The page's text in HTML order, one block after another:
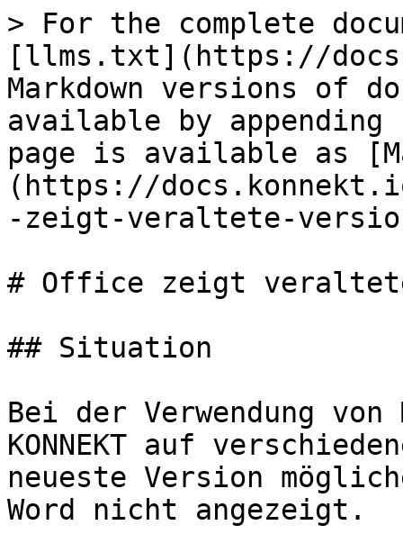
> For the complete
[llms.txt](https://
Markdown versions of
available by
page is available as
(https://
-zeigt-veraltete-
# Office zeigt
## Situation
Bei der Verwendung
KONNEKT auf
neueste Version
Word nicht angezeigt.